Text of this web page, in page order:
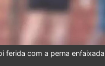
ferida com a perna